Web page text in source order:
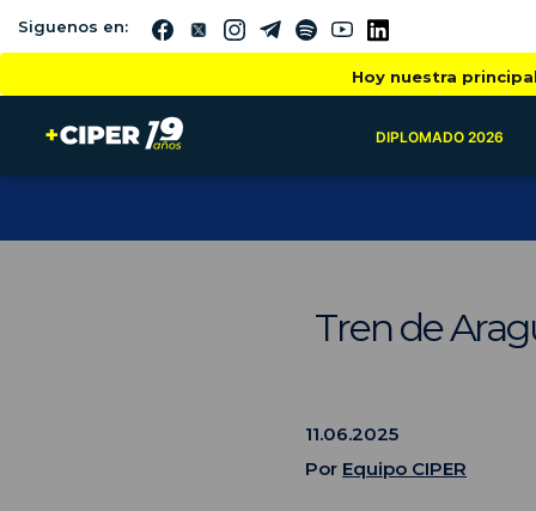
Siguenos en:
Hoy nuestra
DIPLOMADO 2026
Tren de
11.06.2025
Por Equipo CIPER